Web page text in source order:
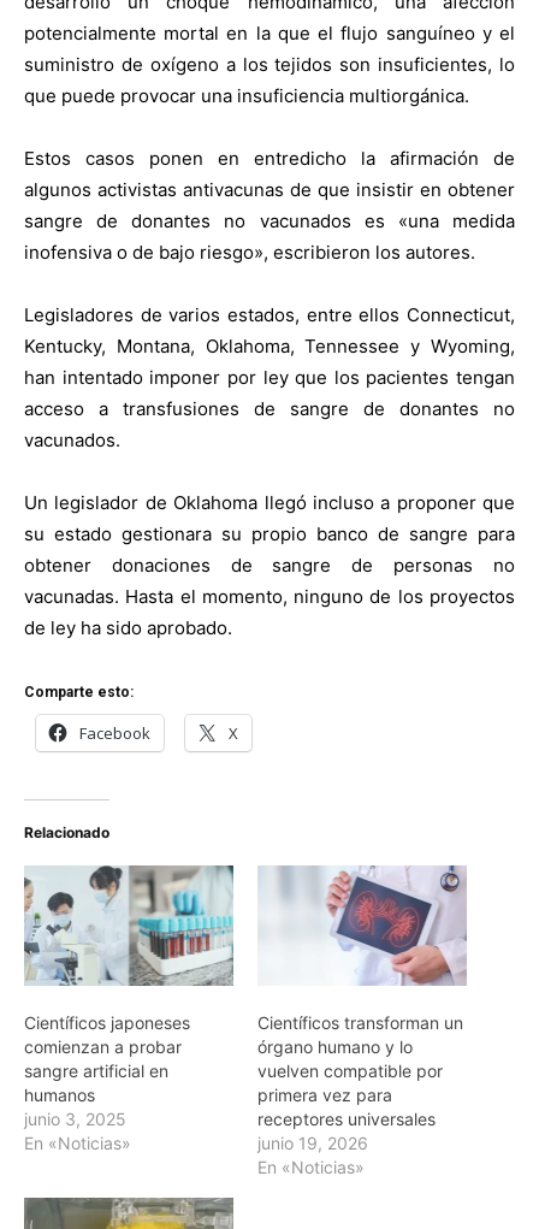
potencialmente mortal en la que el flujo sanguíneo y el
suministro de oxígeno a los tejidos son insuficientes, lo
que puede provocar una insuficiencia multiorgánica.
Estos casos ponen en entredicho la afirmación de
algunos activistas antivacunas de que insistir en obtener
sangre de donantes no vacunados es «una medida
inofensiva o de bajo riesgo», escribieron los autores.
Legisladores de varios estados, entre ellos Connecticut,
Kentucky, Montana, Oklahoma, Tennessee y Wyoming,
han intentado imponer por ley que los pacientes tengan
acceso a transfusiones de sangre de donantes no
vacunados.
Un legislador de Oklahoma llegó incluso a proponer que
su estado gestionara su propio banco de sangre para
obtener donaciones de sangre de personas no
vacunadas. Hasta el momento, ninguno de los proyectos
de ley ha sido aprobado.
Comparte esto:
Facebook X
Relacionado
Científicos japoneses
comienzan a probar
sangre artificial en
humanos
junio 3, 2025
En «Noticias»
Científicos transforman un
órgano humano y lo
vuelven compatible por
primera vez para
receptores universales
junio 19, 2026
En «Noticias»